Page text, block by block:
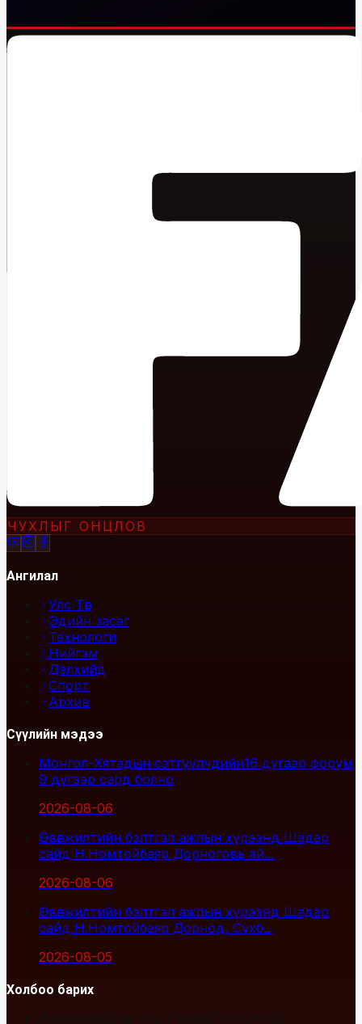
ЧУХЛЫГ ОНЦЛОВ
Ангилал
Улс Төр
Эдийн засаг
Технологи
Нийгэм
Дэлхийд
Спорт
Архив
Сүүлийн мэдээ
Монгол-Хятадын сэтгүүлчдийн16 дугаар форум
9 дүгээр сард болно
2026-08-06
Өвөлжилтийн бэлтгэл ажлын хүрээнд Шадар
сайд Н.Номтойбаяр Дорноговь ай...
2026-08-06
Өвөлжилтийн бэлтгэл ажлын хүрээнд Шадар
сайд Н.Номтойбаяр Дорнод, Сүхб...
2026-08-05
Холбоо барих